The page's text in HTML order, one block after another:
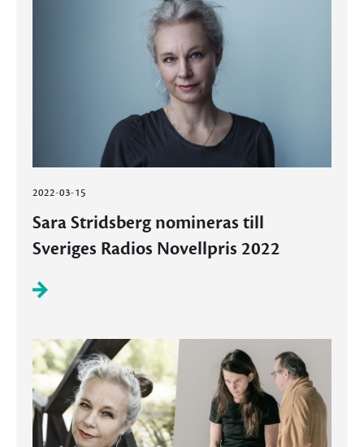
2022-03-15
Sara Stridsberg nomineras till
Sveriges Radios Novellpris 2022